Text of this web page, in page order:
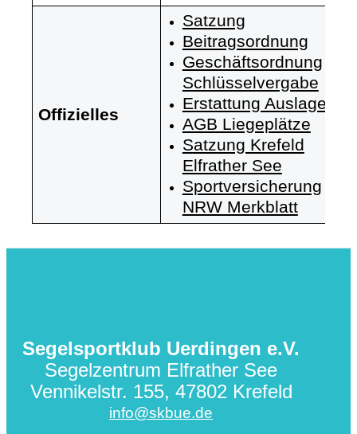
Offizielles
Satzung
Beitragsordnung
Geschäftsordnung
Schlüsselvergabe
Erstattung Auslagen
AGB Liegeplätze
Satzung Krefeld
Elfrather See
Sportversicherung
NRW Merkblatt
Segelsportklub Uerdingen e.V.
Segelzentrum Elfrather See
Vennikelstr. 155, 47802 Krefeld
info@skbue.de